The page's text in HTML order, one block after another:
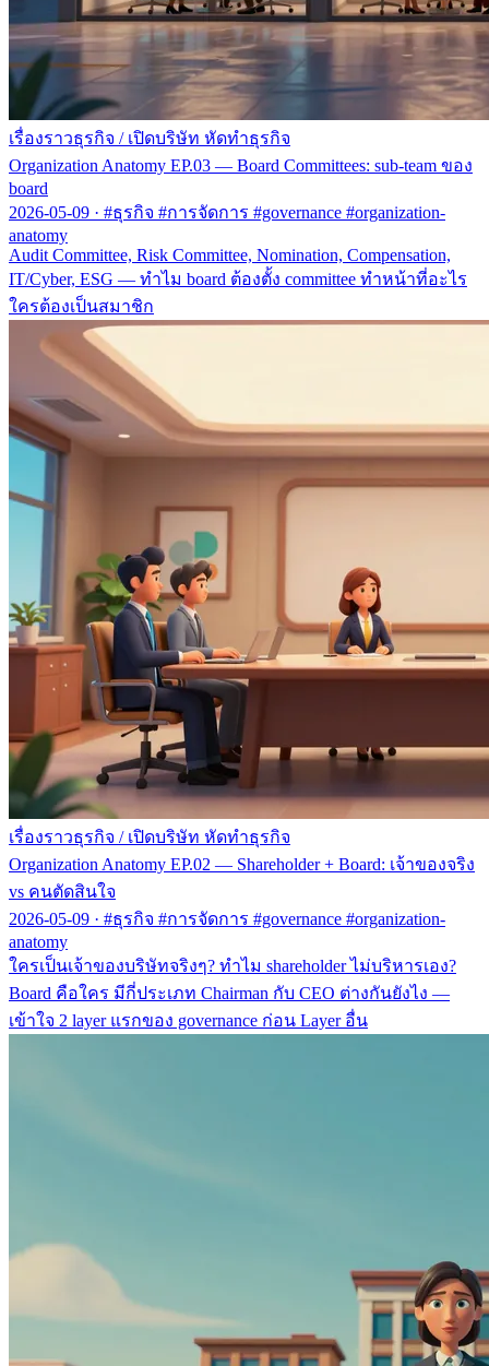
เรื่องราวธุรกิจ / เปิดบริษัท หัดทำธุรกิจ
Organization Anatomy EP.03 — Board Committees: sub-team ของ
board
2026-05-09 · #ธุรกิจ #การจัดการ #governance #organization-
anatomy
Audit Committee, Risk Committee, Nomination, Compensation,
IT/Cyber, ESG — ทำไม board ต้องตั้ง committee ทำหน้าที่อะไร
ใครต้องเป็นสมาชิก
เรื่องราวธุรกิจ / เปิดบริษัท หัดทำธุรกิจ
Organization Anatomy EP.02 — Shareholder + Board: เจ้าของจริง
vs คนตัดสินใจ
2026-05-09 · #ธุรกิจ #การจัดการ #governance #organization-
anatomy
ใครเป็นเจ้าของบริษัทจริงๆ? ทำไม shareholder ไม่บริหารเอง?
Board คือใคร มีกี่ประเภท Chairman กับ CEO ต่างกันยังไง —
เข้าใจ 2 layer แรกของ governance ก่อน Layer อื่น